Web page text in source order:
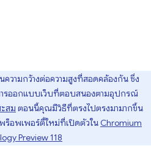
ความกว้างต่อความสูงที่สอดคล้องกัน ซึ่ง
รออกแบบเว็บที่ตอบสนองตามอุปกรณ์
ะสม ตอนนี้คุณมีวิธีที่ตรงไปตรงมามากขึ้น
พร็อพเพอร์ตี้ใหม่ที่เปิดตัวใน Chromium
Preview 118